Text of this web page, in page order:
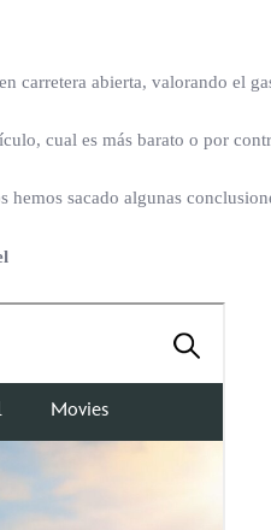
carretera abierta, valorando el
cual es más barato o por
sacado algunas